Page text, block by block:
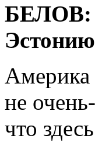
БЕЛОВ:
Америка
не
что